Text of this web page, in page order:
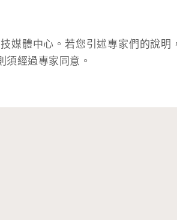
媒體中心。若您引述專家們的說明，
須經過專家同意。